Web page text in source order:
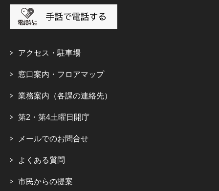
アクセス・駐車場
窓口案内・フロアマップ
業務案内（各課の連絡先）
第2・第4土曜日開庁
メールでのお問合せ
よくある質問
市民からの提案